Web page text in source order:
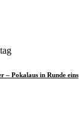
– Pokalaus in Runde eins